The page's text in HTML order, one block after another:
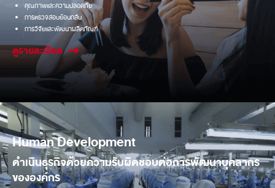
คุณภาพและความปลอดภัย
การตรวจสอบย้อนกลับ
การวิจัยและพัฒนาผลิตภัณฑ์
ดูรายละเอียด
Human Development
ดำเนินธุรกิจด้วยความรับผิดชอบต่อการพัฒนาบุคลากร
ขององค์กร